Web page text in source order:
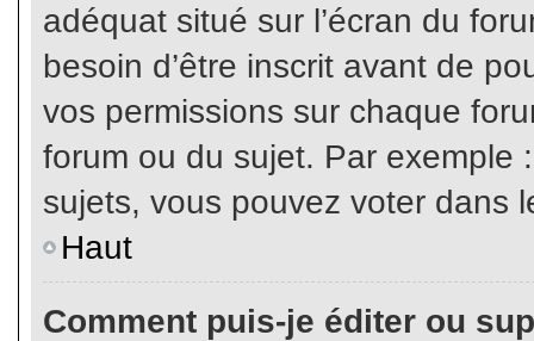
adéquat situé sur l’écran du
besoin d’être inscrit avant de
vos permissions sur chaque
forum ou du sujet. Par exemple
sujets, vous pouvez voter dans
Haut
Comment puis-je éditer ou